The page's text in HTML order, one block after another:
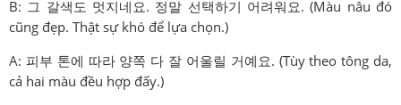
B: 그 갈색도 멋지네요. 정말 선택하기 어려워요. (Màu nâu đó
cũng đẹp. Thật sự khó để lựa chọn.)
A: 피부 톤에 따라 양쪽 다 잘 어울릴 거예요. (Tùy theo tông da,
cả hai màu đều hợp đấy.)